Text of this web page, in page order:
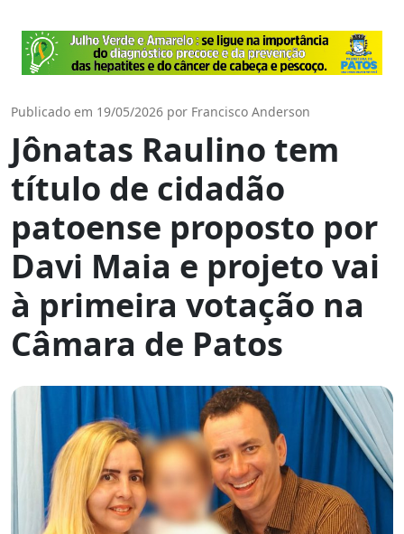
Publicado em 19/05/2026 por Francisco Anderson
Jônatas Raulino tem
título de cidadão
patoense proposto por
Davi Maia e projeto vai
à primeira votação na
Câmara de Patos